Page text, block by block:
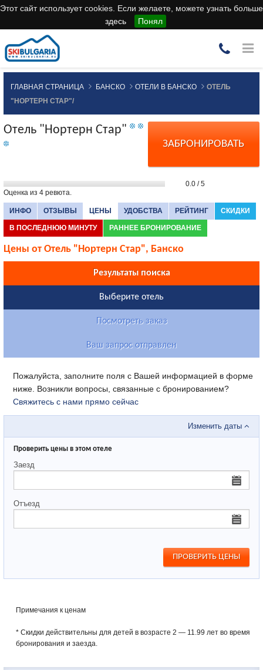
Этот сайт использует cookies. Если желаете, можете узнать больше
здесь
Понял
ГЛАВНАЯ СТРАНИЦА БАНСКО ОТЕЛИ В БАНСКО
ОТЕЛЬ
"НОРТЕРН СТАР"/
ЗАБРОНИРОВАТЬ
Отель "Нортерн Стар"
0.0 / 5
Оценка из 4 ревюта.
ИНФО ОТЗЫВЫ ЦЕНЫ УДОБСТВА РЕЙТИНГ СКИДКИ
В ПОСЛЕДНЮЮ МИНУТУ РАННЕЕ БРОНИРОВАНИЕ
Цены от Отель "Нортерн Стар", Банско
Результаты поиска
Выберите отель
Посмотреть заказ
Ваш запрос отправлен
Пожалуйста, заполните поля с Вашей информацией в форме
ниже. Возникли вопросы, связанные с бронированием?
Свяжитесь с нами прямо сейчас
Изменить даты
Проверить цены в этом отеле
Заезд
Отъезд
Примечания к ценам
* Скидки действительны для детей в возрасте 2 — 11.99 лет во время
бронирования и заезда.